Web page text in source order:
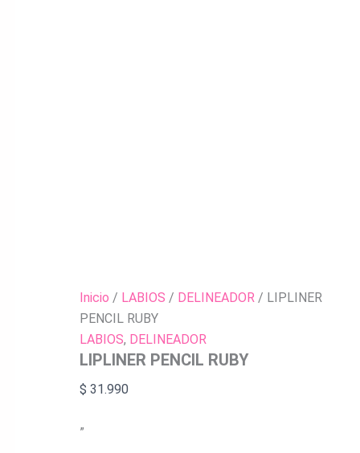
Inicio / LABIOS / DELINEADOR / LIPLINER
PENCIL RUBY
LABIOS, DELINEADOR
LIPLINER PENCIL RUBY
$ 31.990
”